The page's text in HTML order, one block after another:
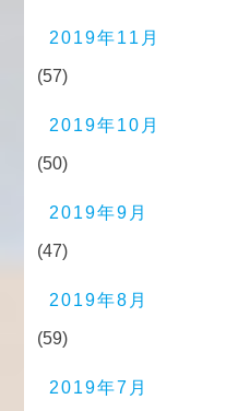
2019年11月
(57)
2019年10月
(50)
2019年9月
(47)
2019年8月
(59)
2019年7月